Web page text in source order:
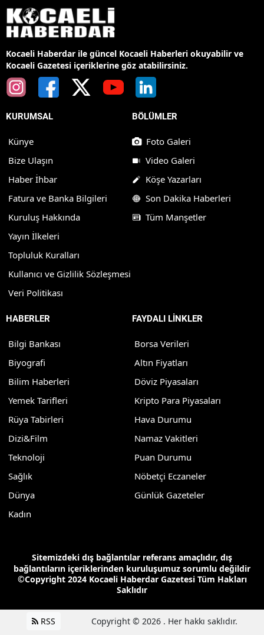
Kocaeli Haberdar ile güncel Kocaeli Haberleri okuyabilir ve
Kocaeli Gazetesi içeriklerine göz atabilirsiniz.
KURUMSAL
Künye
Bize Ulaşın
Haber İhbar
Fatura ve Banka Bilgileri
Kuruluş Hakkında
Yayın İlkeleri
Topluluk Kuralları
Kullanıcı ve Gizlilik Sözleşmesi
Veri Politikası
BÖLÜMLER
Foto Galeri
Video Galeri
Köşe Yazarları
Son Dakika Haberleri
Tüm Manşetler
HABERLER
Bilgi Bankası
Biyografi
Bilim Haberleri
Yemek Tarifleri
Rüya Tabirleri
Dizi&Film
Teknoloji
Sağlık
Dünya
Kadın
FAYDALI LİNKLER
Borsa Verileri
Altın Fiyatları
Döviz Piyasaları
Kripto Para Piyasaları
Hava Durumu
Namaz Vakitleri
Puan Durumu
Nöbetçi Eczaneler
Günlük Gazeteler
Sitemizdeki dış bağlantılar referans amaçlıdır, dış
bağlantıların içeriklerinden kuruluşumuz sorumlu değildir
©Copyright 2024 Kocaeli Haberdar Gazetesi Tüm Hakları
Saklıdır
RSS Copyright © 2026 . Her hakkı saklıdır.